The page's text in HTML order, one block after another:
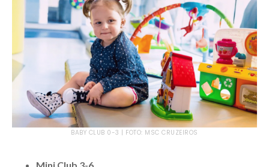
BABY CLUB 0-3 | FOTO: MSC CRUZEIROS